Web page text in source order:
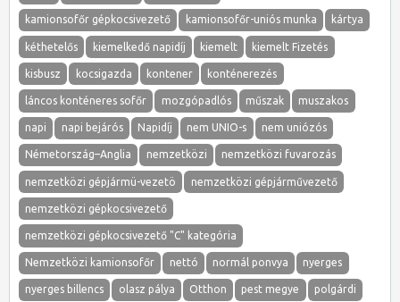
kamionsofőr gépkocsivezető kamionsofőr-uniós munka kártya
kéthetelős kiemelkedő napidíj kiemelt kiemelt Fizetés
kisbusz kocsigazda kontener konténerezés
láncos konténeres sofőr mozgópadlós műszak muszakos
napi napi bejárós Napidíj nem UNIO-s nem uniózós
Németország–Anglia nemzetközi nemzetközi fuvarozás
nemzetközi gépjármü-vezetö nemzetközi gépjárművezető
nemzetközi gépkocsivezető
nemzetközi gépkocsivezető "C" kategória
Nemzetközi kamionsofőr nettó normál ponvya nyerges
nyerges billencs olasz pálya Otthon pest megye polgárdi